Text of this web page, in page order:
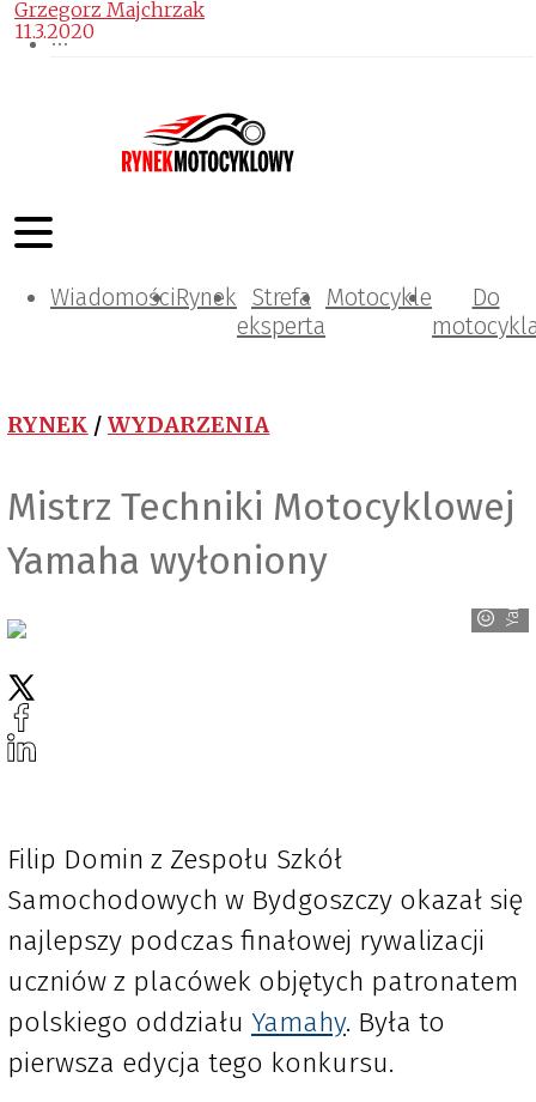
WiadomościRynek Strefa
eksperta
Motocykle
Do
RYNEK / WYDARZENIA
Mistrz Techniki Motocyklowej
Yamaha wyłoniony
Yamaha
Grzegorz Majchrzak
11.3.2020
Filip Domin z Zespołu Szkół
Samochodowych w Bydgoszczy okazał się
najlepszy podczas finałowej rywalizacji
uczniów z placówek objętych patronatem
polskiego oddziału Yamahy. Była to
pierwsza edycja tego konkursu.